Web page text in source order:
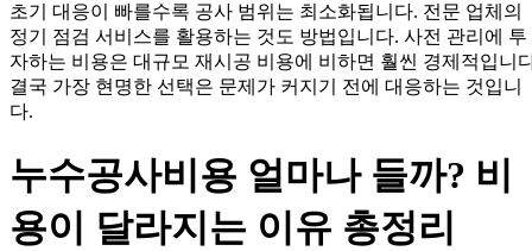
초기 대응이 빠를수록 공사 범위는 최소화됩니다. 전문 업체의
정기 점검 서비스를 활용하는 것도 방법입니다. 사전 관리에 투
자하는 비용은 대규모 재시공 비용에 비하면 훨씬 경제적입니
결국 가장 현명한 선택은 문제가 커지기 전에 대응하는 것입니
다.
누수공사비용 얼마나 들까? 비
용이 달라지는 이유 총정리